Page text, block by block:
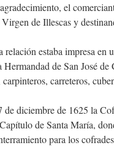
el comerciante
de Illescas y
estaba impresa en una
Hermandad de San José
carreteros,
de 1625 la
de Santa María,
para los